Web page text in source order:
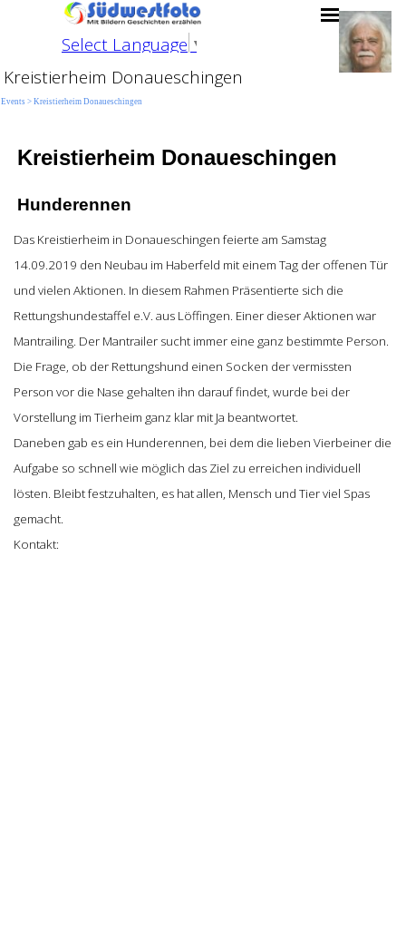
Direkt zum Seiteninhalt
Menü
Select Language ▼
Kreistierheim Donaueschingen
Events > Kreistierheim Donaueschingen
Kreistierheim Donaueschingen
Hunderennen
Das Kreistierheim in Donaueschingen feierte am Samstag
14.09.2019 den Neubau im Haberfeld mit einem Tag der offenen Tür
und vielen Aktionen. In diesem Rahmen Präsentierte sich die
Rettungshundestaffel e.V. aus Löffingen. Einer dieser Aktionen war
Mantrailing. Der Mantrailer sucht immer eine ganz bestimmte Person.
Die Frage, ob der Rettungshund einen Socken der vermissten
Person vor die Nase gehalten ihn darauf findet, wurde bei der
Vorstellung im Tierheim ganz klar mit Ja beantwortet.
Daneben gab es ein Hunderennen, bei dem die lieben Vierbeiner die
Aufgabe so schnell wie möglich das Ziel zu erreichen individuell
lösten. Bleibt festzuhalten, es hat allen, Mensch und Tier viel Spas
gemacht.
Kontakt: